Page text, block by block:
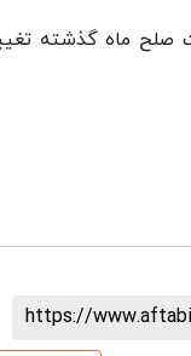
ماه گذشته تغییر
https://